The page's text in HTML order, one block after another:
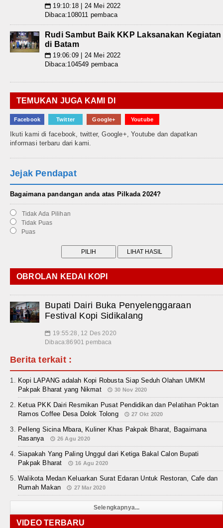
📅 19:10:18 | 24 Mei 2022
Dibaca:108011 pembaca
Rudi Sambut Baik KKP Laksanakan Kegiatan
di Batam
📅 19:06:09 | 24 Mei 2022
Dibaca:104549 pembaca
TEMUKAN JUGA KAMI DI
Facebook Twitter Google+ Youtube
Ikuti kami di facebook, twitter, Google+, Youtube dan dapatkan
informasi terbaru dari kami.
Jejak Pendapat
Bagaimana pandangan anda atas Pilkada 2024?
Tidak Ada Pilihan
Tidak Puas
Puas
OBROLAN KEDAI KOPI
Bupati Dairi Buka Penyelenggaraan
Festival Kopi Sidikalang
📅 19:55:28, 12 Des 2020
Dibaca:86901 pembaca
Berita terkait :
Kopi LAPANG adalah Kopi Robusta Siap Seduh Olahan UMKM
Pakpak Bharat yang Nikmat
30 Nov 2020
Ketua PKK Dairi Resmikan Pusat Pendidikan dan Pelatihan Poktan
Ramos Coffee Desa Dolok Tolong
27 Okt 2020
Pelleng Sicina Mbara, Kuliner Khas Pakpak Bharat, Bagaimana
Rasanya
26 Agu 2020
Siapakah Yang Paling Unggul dari Ketiga Bakal Calon Bupati
Pakpak Bharat
16 Agu 2020
Walikota Medan Keluarkan Surat Edaran Untuk Restoran, Cafe dan
Rumah Makan
27 Mar 2020
Selengkapnya...
VIDEO TERBARU